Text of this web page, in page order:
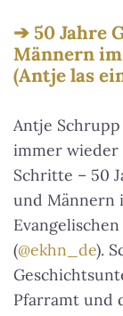
50 Jahre
Männern
(Antje las
Antje Schrupp
immer wieder
Schritte – 50
und Männern
(@ekhn_de).
Pfarramt und